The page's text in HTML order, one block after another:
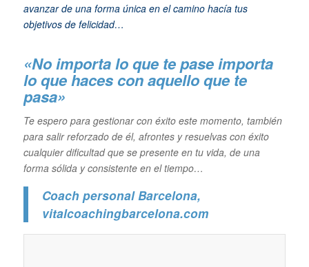
avanzar de una forma única en el camino hacía tus
objetivos de felicidad…
«No importa lo que te pase importa
lo que haces con aquello que te
pasa»
Te espero para gestionar con éxito este momento, también
para salir reforzado de él, afrontes y resuelvas con éxito
cualquier dificultad que se presente en tu vida, de una
forma sólida y consistente en el tiempo…
Coach personal Barcelona,
vitalcoachingbarcelona.com